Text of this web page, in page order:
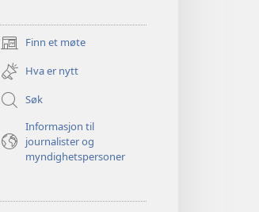
Finn et møte
(åpner
nytt
vindu)
Hva er nytt
Søk
Informasjon til
journalister og
myndighetspersoner